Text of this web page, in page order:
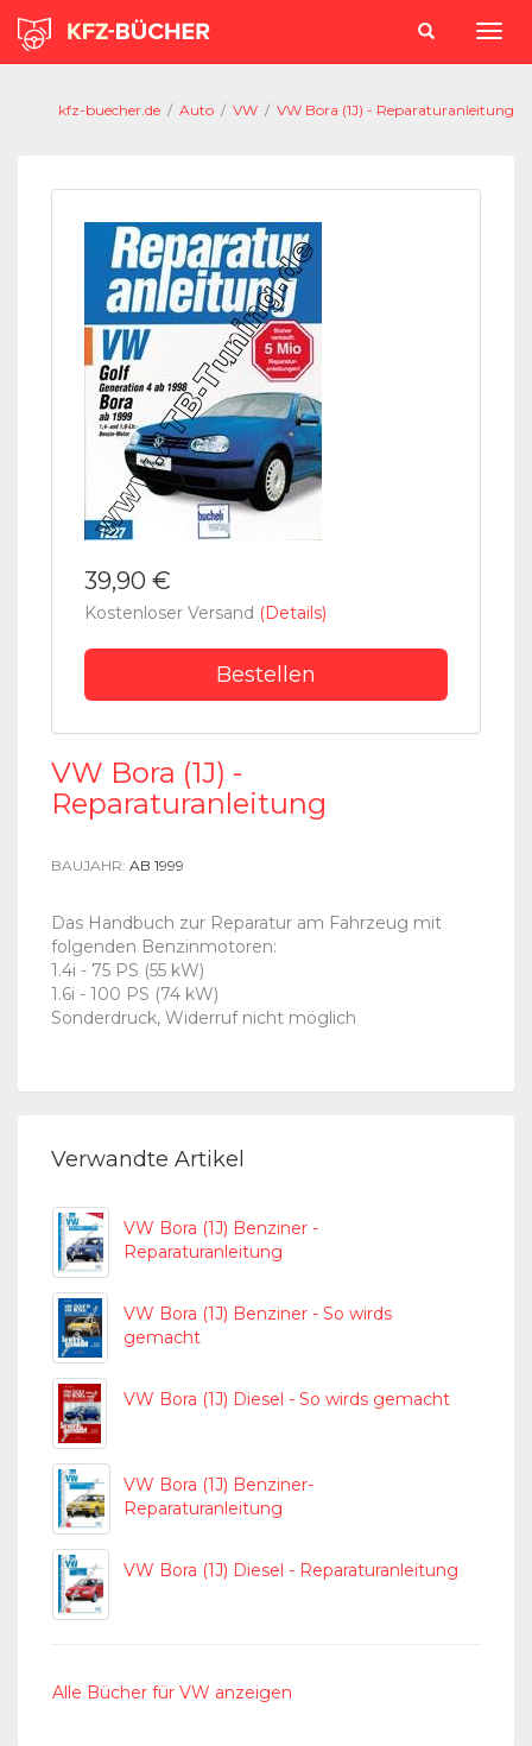
kfz-buecher.de / Auto / VW / VW Bora (1J) - Reparaturanleitung
39,90 €
Kostenloser Versand (Details)
Bestellen
VW Bora (1J) -
Reparaturanleitung
BAUJAHR: AB 1999
Das Handbuch zur Reparatur am Fahrzeug mit
folgenden Benzinmotoren:
1.4i - 75 PS (55 kW)
1.6i - 100 PS (74 kW)
Sonderdruck, Widerruf nicht möglich
Verwandte Artikel
VW Bora (1J) Benziner -
Reparaturanleitung
VW Bora (1J) Benziner - So wirds
gemacht
VW Bora (1J) Diesel - So wirds gemacht
VW Bora (1J) Benziner-
Reparaturanleitung
VW Bora (1J) Diesel - Reparaturanleitung
Alle Bücher für VW anzeigen